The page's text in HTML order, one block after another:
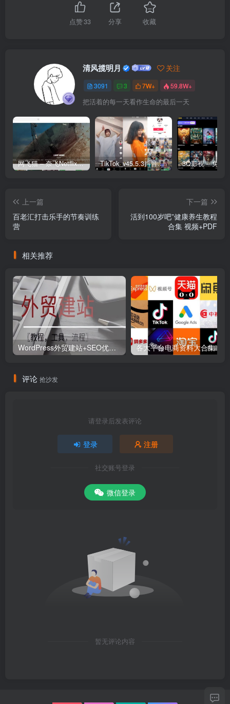
点赞33 分享 收藏
清风揽明月 关注
3091 3 7W+ 59.8W+
把活着的每一天看作生命的最后一天
网飞猫 – 奈飞Netflix免费看 TikTok_v45.5.3抖音国际版_免拔卡解锁全球版
上一篇
百老汇打击乐手的节奏训练
营
下一篇
活到100岁吧”健康养生教程
合集 视频+PDF
相关推荐
WordPress外贸建站+SEO优化课程【教程，工具，流程】
评论 抢沙发
请登录后发表评论
登录 注册
社交账号登录
微信登录
暂无评论内容